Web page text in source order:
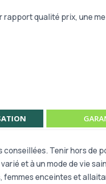
rapport qualité prix, une
Tenir hors de
et à un mode de vie
enceintes et